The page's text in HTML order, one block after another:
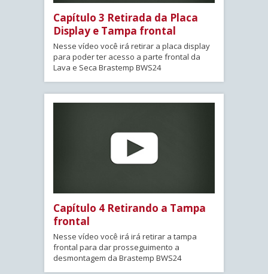
Capítulo 3 Retirada da Placa
Display e Tampa frontal
Nesse vídeo você irá retirar a placa display
para poder ter acesso a parte frontal da
Lava e Seca Brastemp BWS24
Capítulo 4 Retirando a Tampa
frontal
Nesse vídeo você irá irá retirar a tampa
frontal para dar prosseguimento a
desmontagem da Brastemp BWS24